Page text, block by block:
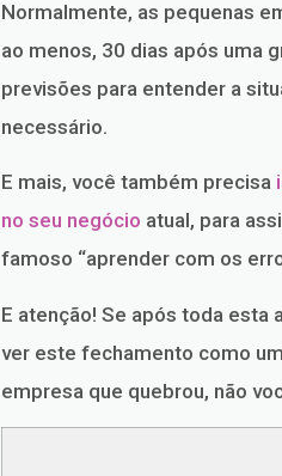
Normalmente, as pequenas
ao menos, 30 dias após uma
previsões para entender a
necessário.
E mais, você também precisa
no seu negócio atual, para
famoso “aprender com os
E atenção! Se após toda esta
ver este fechamento como
empresa que quebrou, não